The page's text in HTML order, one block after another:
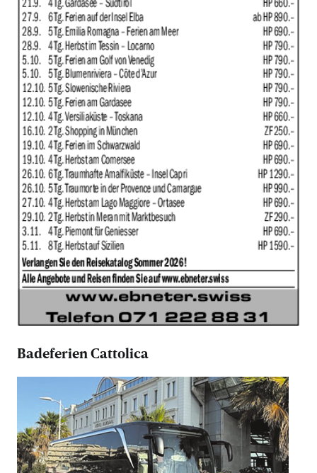
Badeferien Cattolica